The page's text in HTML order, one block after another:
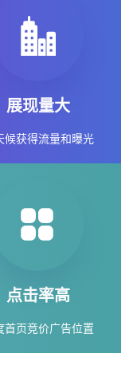
展现量大
候获得流量和曝光
点击率高
首页竞价广告位置